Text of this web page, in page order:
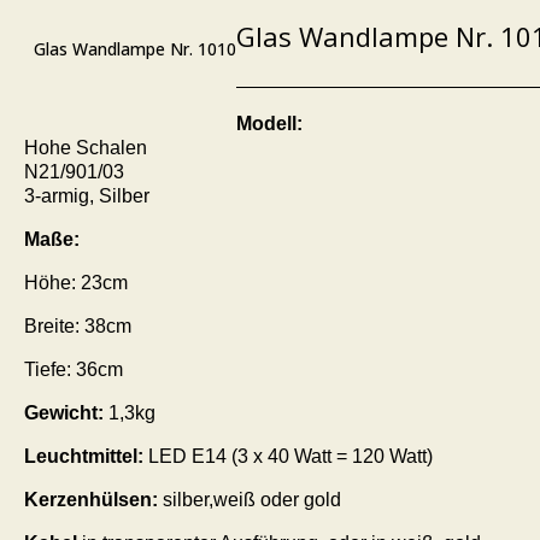
Glas Wandlampe Nr. 1010Glas Wandlampe Nr.
Modell:
Hohe Schalen
N21/901/03
3-armig, Silber
Maße:
Höhe: 23cm
Breite: 38cm
Tiefe: 36cm
Gewicht: 1,3kg
Leuchtmittel: LED E14 (3 x 40 Watt = 120 Watt)
Kerzenhülsen: silber,weiß oder gold